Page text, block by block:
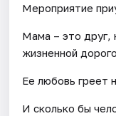
Мероприятие
Мама – это друг,
жизненной
Ее любовь греет
И сколько бы